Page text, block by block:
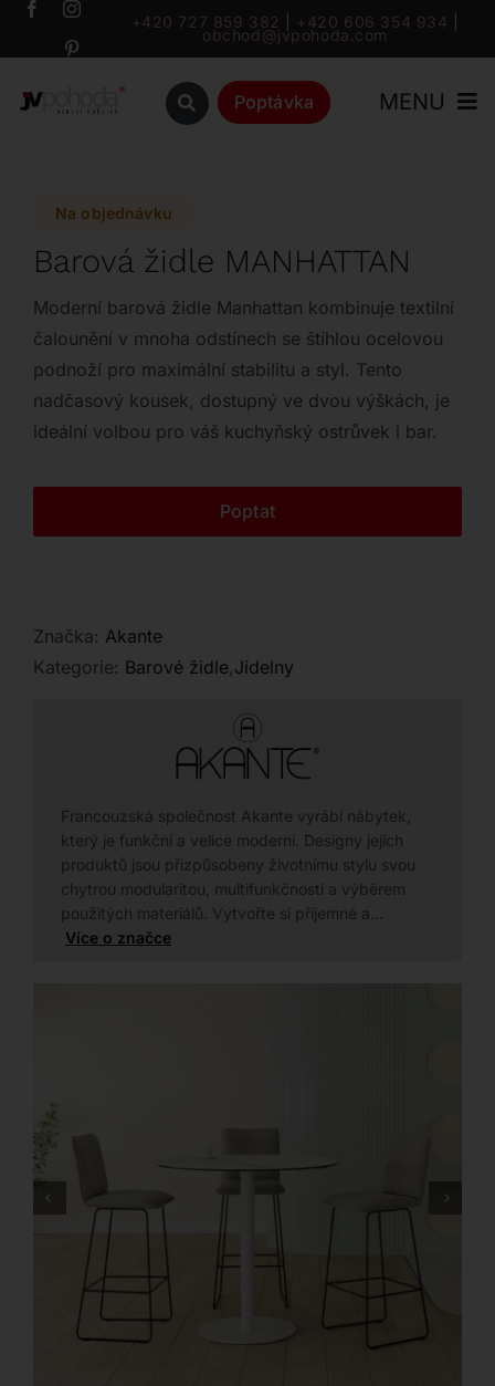
Přeskočit
+420 727 859 382 +420 606 354 934
obchod@jvpohoda.com
Poptávka MENU
Katalog
Značky
Outlet
Kontakt
Na objednávku
Barová židle MANHATTAN
Moderní barová židle Manhattan kombinuje textilní
čalounění v mnoha odstínech se štíhlou ocelovou
podnoží pro maximální stabilitu a styl. Tento
nadčasový kousek, dostupný ve dvou výškách, je
ideální volbou pro váš kuchyňský ostrůvek i bar.
Poptat
Značka: Akante
Kategorie: Barové židle,Jídelny
Francouzská společnost Akante vyrábí nábytek,
který je funkční a velice moderní. Designy jejích
produktů jsou přizpůsobeny životnímu stylu svou
chytrou modularitou, multifunkčností a výběrem
použitých materiálů. Vytvořte si příjemné a…
Více o značce